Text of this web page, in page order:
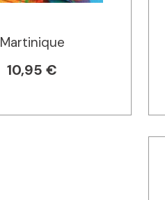
Martinique
10,95 €